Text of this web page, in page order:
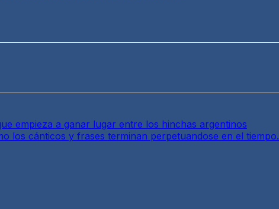
empieza a ganar lugar entre los hinchas argentinos
los cánticos y frases terminan perpetuandose en el tiempo.